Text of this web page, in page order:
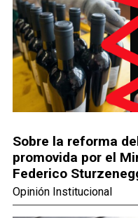
Sobre la reforma
promovida por el
Federico
Opinión Institucional